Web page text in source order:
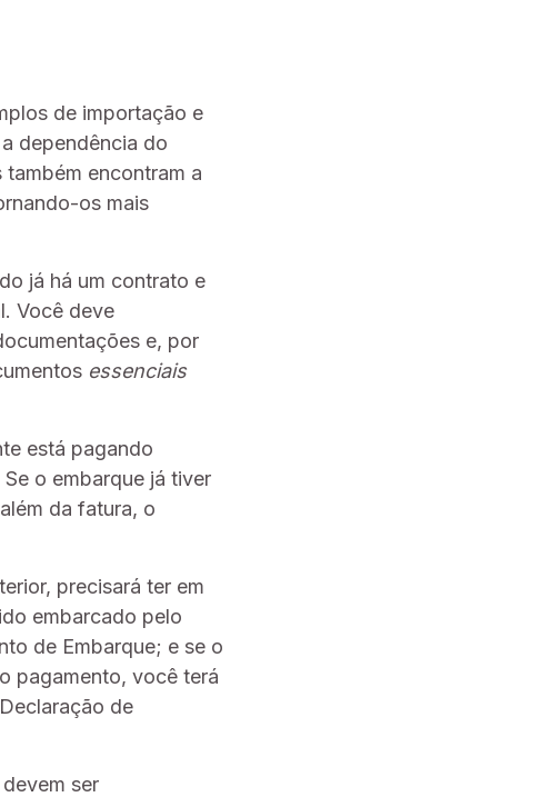
de importação e
dependência do
encontram a
os mais
já há um contrato e
Você deve
e, por
essenciais
está pagando
o embarque já tiver
da fatura, o
precisará ter em
embarcado pelo
de Embarque; e se o
pagamento, você terá
de
ser